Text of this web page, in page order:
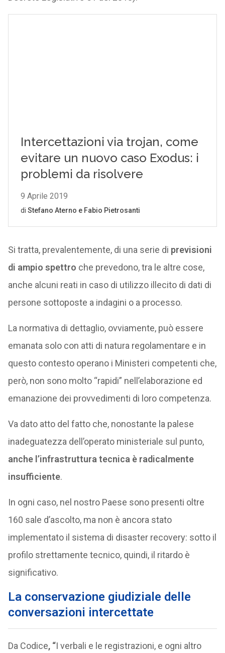
Si tratta, prevalentemente, di una serie di previsioni
di ampio spettro che prevedono, tra le altre cose,
anche alcuni reati in caso di utilizzo illecito di dati di
persone sottoposte a indagini o a processo.
La normativa di dettaglio, ovviamente, può essere
emanata solo con atti di natura regolamentare e in
questo contesto operano i Ministeri competenti che,
però, non sono molto “rapidi” nell’elaborazione ed
emanazione dei provvedimenti di loro competenza.
Va dato atto del fatto che, nonostante la palese
inadeguatezza dell’operato ministeriale sul punto,
anche l’infrastruttura tecnica è radicalmente
insufficiente.
In ogni caso, nel nostro Paese sono presenti oltre
160 sale d’ascolto, ma non è ancora stato
implementato il sistema di disaster recovery: sotto il
profilo strettamente tecnico, quindi, il ritardo è
significativo.
La conservazione giudiziale delle
conversazioni intercettate
Da Codice, “I verbali e le registrazioni, e ogni altro